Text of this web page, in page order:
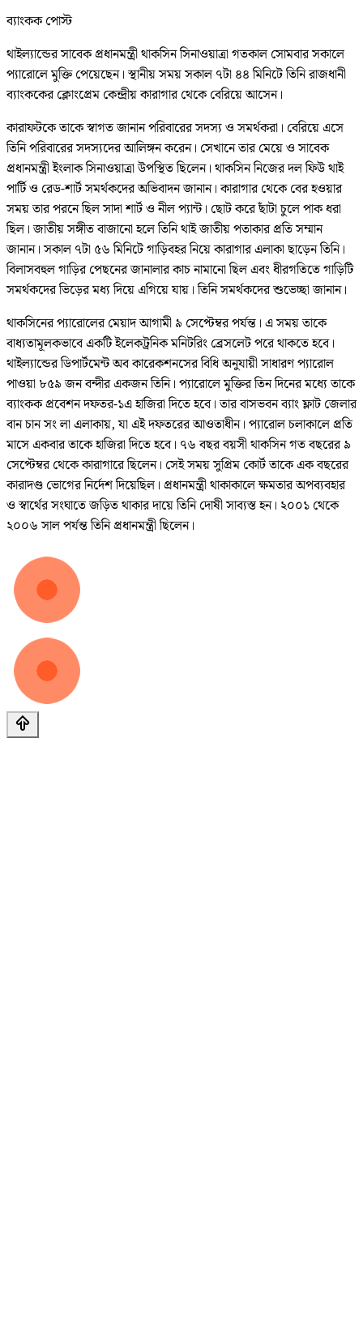
ব্যাংকক পোস্ট
থাইল্যান্ডের সাবেক প্রধানমন্ত্রী থাকসিন সিনাওয়াত্রা গতকাল সোমবার সকালে
প্যারোলে মুক্তি পেয়েছেন। স্থানীয় সময় সকাল ৭টা ৪৪ মিনিটে তিনি রাজধানী
ব্যাংককের ক্লোংপ্রেম কেন্দ্রীয় কারাগার থেকে বেরিয়ে আসেন।
কারাফটকে তাকে স্বাগত জানান পরিবারের সদস্য ও সমর্থকরা। বেরিয়ে এসে
তিনি পরিবারের সদস্যদের আলিঙ্গন করেন। সেখানে তার মেয়ে ও সাবেক
প্রধানমন্ত্রী ইংলাক সিনাওয়াত্রা উপস্থিত ছিলেন। থাকসিন নিজের দল ফিউ থাই
পার্টি ও রেড-শার্ট সমর্থকদের অভিবাদন জানান। কারাগার থেকে বের হওয়ার
সময় তার পরনে ছিল সাদা শার্ট ও নীল প্যান্ট। ছোট করে ছাঁটা চুলে পাক ধরা
ছিল। জাতীয় সঙ্গীত বাজানো হলে তিনি থাই জাতীয় পতাকার প্রতি সম্মান
জানান। সকাল ৭টা ৫৬ মিনিটে গাড়িবহর নিয়ে কারাগার এলাকা ছাড়েন তিনি।
বিলাসবহুল গাড়ির পেছনের জানালার কাচ নামানো ছিল এবং ধীরগতিতে গাড়িটি
সমর্থকদের ভিড়ের মধ্য দিয়ে এগিয়ে যায়। তিনি সমর্থকদের শুভেচ্ছা জানান।
থাকসিনের প্যারোলের মেয়াদ আগামী ৯ সেপ্টেম্বর পর্যন্ত। এ সময় তাকে
বাধ্যতামূলকভাবে একটি ইলেকট্রনিক মনিটরিং ব্রেসলেট পরে থাকতে হবে।
থাইল্যান্ডের ডিপার্টমেন্ট অব কারেকশনসের বিধি অনুযায়ী সাধারণ প্যারোল
পাওয়া ৮৫৯ জন বন্দীর একজন তিনি। প্যারোলে মুক্তির তিন দিনের মধ্যে তাকে
ব্যাংকক প্রবেশন দফতর-১এ হাজিরা দিতে হবে। তার বাসভবন ব্যাং ফ্লাট জেলার
বান চান সং লা এলাকায়, যা এই দফতরের আওতাধীন। প্যারোল চলাকালে প্রতি
মাসে একবার তাকে হাজিরা দিতে হবে। ৭৬ বছর বয়সী থাকসিন গত বছরের ৯
সেপ্টেম্বর থেকে কারাগারে ছিলেন। সেই সময় সুপ্রিম কোর্ট তাকে এক বছরের
কারাদণ্ড ভোগের নির্দেশ দিয়েছিল। প্রধানমন্ত্রী থাকাকালে ক্ষমতার অপব্যবহার
ও স্বার্থের সংঘাতে জড়িত থাকার দায়ে তিনি দোষী সাব্যস্ত হন। ২০০১ থেকে
২০০৬ সাল পর্যন্ত তিনি প্রধানমন্ত্রী ছিলেন।